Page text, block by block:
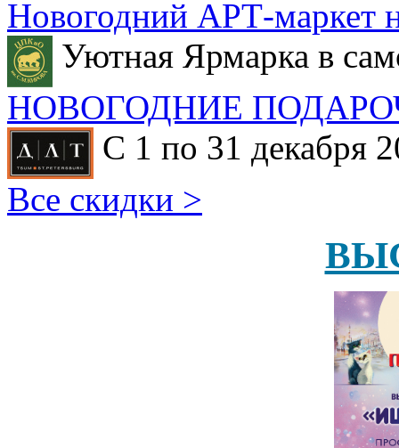
Новогодний АРТ-маркет
Уютная Ярмарка в
НОВОГОДНИЕ
С 1 по 31 декабря
Все скидки >